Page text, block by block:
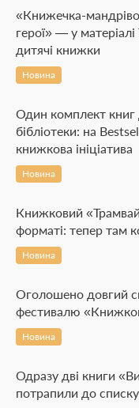
«Книжечка-
герої» — у
дитячі книжки
Новина
Один комплект
бібліотеки: на
книжкова ініціатива
Новина
Книжковий
форматі: тепер там
Новина
Оголошено довгий
фестивалю
Новина
Одразу дві книги
потрапили до